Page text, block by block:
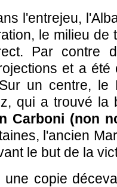
l'entrejeu,
le milieu de
Par contre
et a été
un centre, le
qui a trouvé la
Carboni (non
l'ancien
le but de la
une copie